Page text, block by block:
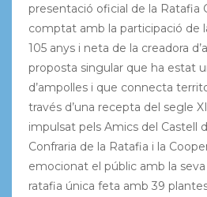
presentació oficial de la Ratafia
comptat amb la participació de
105 anys i neta de la creadora
proposta singular que ha estat
d’ampolles i que connecta
través d’una recepta del segle
impulsat pels Amics del Castell
Confraria de la Ratafia i la
emocionat el públic amb la
ratafia única feta amb 39